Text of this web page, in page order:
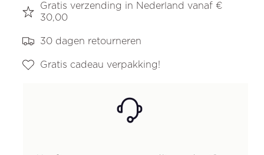
Gratis verzending in Nederland vanaf €
30,00
30 dagen retourneren
Gratis cadeau verpakking!